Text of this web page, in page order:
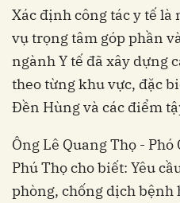
Xác định công tác y tế
vụ trọng tâm góp phần
ngành Y tế đã xây dựng
theo từng khu vực, đặc
Đền Hùng và các điểm
Ông Lê Quang Thọ -
Phú Thọ cho biết: Yêu
phòng, chống dịch bệnh